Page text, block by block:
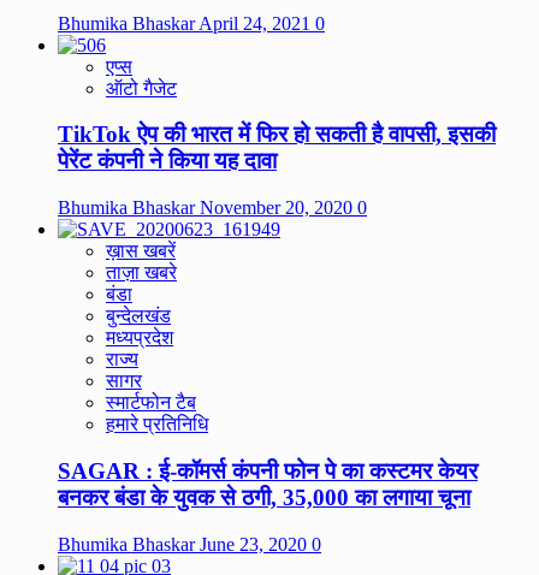
Bhumika BhaskarApril 24, 2021 0
एप्स
ऑटो गैजेट
TikTok ऐप की भारत में फिर हो सकती है वापसी, इसकी
पेरेंट कंपनी ने किया यह दावा
Bhumika BhaskarNovember 20, 2020 0
ख़ास खबरें
ताज़ा खबरे
बंडा
बुन्देलखंड
मध्यप्रदेश
राज्य
सागर
स्मार्टफोन टैब
हमारे प्रतिनिधि
SAGAR : ई-कॉमर्स कंपनी फोन पे का कस्टमर केयर
बनकर बंडा के युवक से ठगी, 35,000 का लगाया चूना
Bhumika BhaskarJune 23, 2020 0